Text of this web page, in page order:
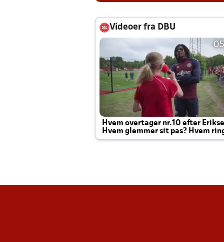
Videoer fra DBU
Hvem overtager nr.10 efter
Hvem glemmer sit pas? Hvem
Joachim altid til efter kampe?